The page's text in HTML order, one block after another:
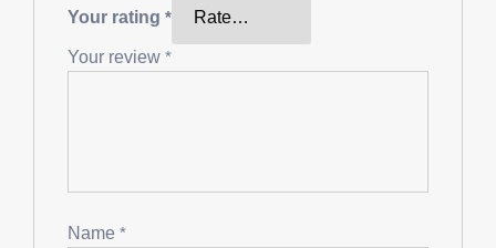
Your rating *
Your review *
Name *